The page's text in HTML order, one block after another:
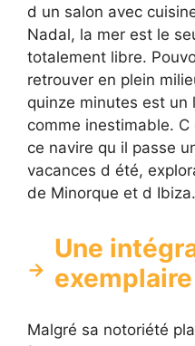
d un salon avec
Nadal, la mer est le
totalement libre.
retrouver en plein
quinze minutes est un
comme inestimable.
ce navire qu il passe
vacances d été,
de Minorque et d Ibiza.
Une
Malgré sa notoriété